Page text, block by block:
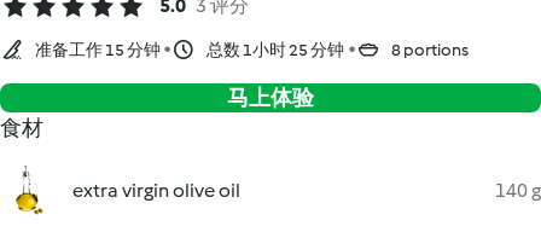
5.0 3 评分
准备工作 15 分钟 总数 1小时 25 分钟 8 portions
马上体验
食材
extra virgin olive oil 140 g